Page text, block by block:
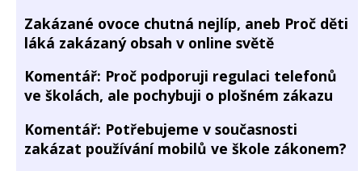
Zakázané ovoce chutná nejlíp, aneb Proč děti
láká zakázaný obsah v online světě
Komentář: Proč podporuji regulaci telefonů
ve školách, ale pochybuji o plošném zákazu
Komentář: Potřebujeme v současnosti
zakázat používání mobilů ve škole zákonem?